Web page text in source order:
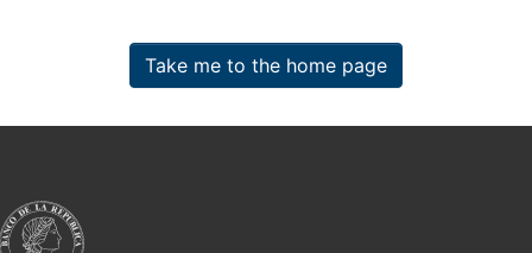
Take me to the home page